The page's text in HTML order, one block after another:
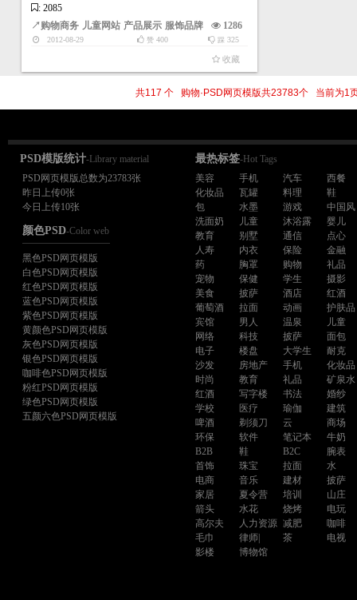
: 2085
↗购物商务 儿童网站 产品展示 服饰品牌 1286
2012-08-29 踩 325
赞400
收藏
共117 个 购物·PSD网页模版共23783个 当前
PSD模版统计-Library material
PSD网页模版总数为23783张
昨日上传0张
今日上传10张
颜色PSD-Color web
黑色PSD网页模版
白色PSD网页模版
红色PSD网页模版
蓝色PSD网页模版
紫色PSD网页模版
黄颜色PSD网页模版
灰色PSD网页模版
银色PSD网页模版
咖啡色PSD网页模版
粉红PSD网页模版
绿色PSD网页模版
五颜六色PSD网页模版
最热标签-Hot Tags
美容
手机 汽车
西餐
化妆品
瓦罐 料理
鞋
包
水墨 游戏
中国风
洗面奶
儿童 沐浴露
婴儿
教育
别墅 通信
点心
人寿
内衣 保险
金融
药
胸罩 购物
礼品
宠物
保健 学生
摄影
美食
披萨 酒店
红酒
葡萄酒
拉面 动画
护肤品
宾馆
男人 温泉
儿童
网络
科技 披萨
面包
电子
楼盘 大学生
耐克
沙发
房地产 手机
化妆品
时尚
教育 礼品
矿泉水
红酒
写字楼 书法
婚纱
学校
医疗 瑜伽
建筑
啤酒
剃须刀 云
商场
环保
软件 笔记本
牛奶
B2B
鞋 B2C
腕表
首饰
珠宝 拉面
水
电商
音乐 建材
披萨
家居
夏令营 培训
山庄
箭头
水花 烧烤
电玩
高尔夫
人力资源 减肥
咖啡
毛巾
律师| 茶
电视
影楼
博物馆